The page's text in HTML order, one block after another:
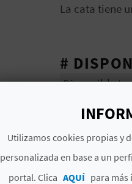
La cata tiene
#
Disponible
#
Clase de
Cata de 3
Utilizamos cookies propias y
personalizada en base a un
portal. Clica AQUÍ para más